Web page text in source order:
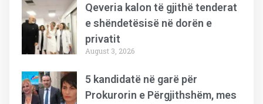
Qeveria kalon të gjithë tenderat
e shëndetësisë në dorën e
privatit
August 3, 2026
5 kandidatë në garë për
Prokurorin e Përgjithshëm, mes